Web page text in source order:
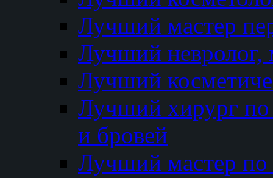
Лучший мастер
Лучший невролог,
Лучший
Лучший хирург по
и бровей
Лучший мастер